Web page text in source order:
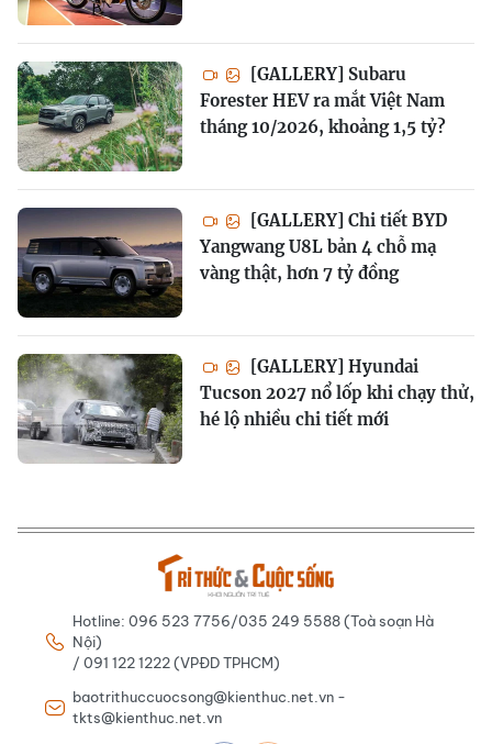
[GALLERY] Subaru
Forester HEV ra mắt Việt Nam
tháng 10/2026, khoảng 1,5 tỷ?
[GALLERY] Chi tiết BYD
Yangwang U8L bản 4 chỗ mạ
vàng thật, hơn 7 tỷ đồng
[GALLERY] Hyundai
Tucson 2027 nổ lốp khi chạy thử,
hé lộ nhiều chi tiết mới
Hotline: 096 523 7756/035 249 5588 (Toà soạn Hà
Nội)
/ 091 122 1222 (VPĐD TPHCM)
baotrithuccuocsong@kienthuc.net.vn -
tkts@kienthuc.net.vn